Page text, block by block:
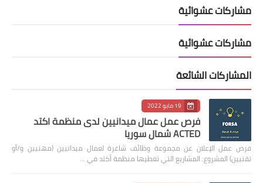
مشاركات عشوائية
مشاركات عشوائية
المشاركات الشائعة
19 مايو 2022
فرص عمل عمال ميدانيين لدى منظمة اكتد
ACTED شمال سوريا
فرص عمل الإعلان عن مجموعة وظائف شاغرة لعمال ميدانيين (مهنيين و/أو
تقنيين) المشروع: المشاريع التي تغطيها منظمة أكتد في …